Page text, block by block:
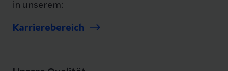
in unserem:
Karrierebereich